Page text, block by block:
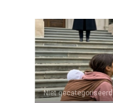
Niet gecategoriseerd